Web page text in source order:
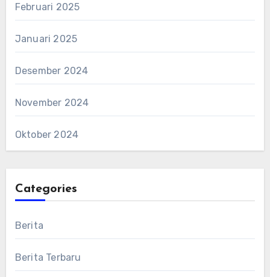
Februari 2025
Januari 2025
Desember 2024
November 2024
Oktober 2024
Categories
Berita
Berita Terbaru